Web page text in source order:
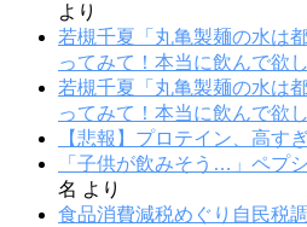
より
若槻千夏「丸亀製麺の水は
ってみて！本当に飲んで欲し
若槻千夏「丸亀製麺の水は
ってみて！本当に飲んで欲し
【悲報】プロテイン、高す
「子供が飲みそう…」ペプ
名 より
食品消費減税めぐり自民税